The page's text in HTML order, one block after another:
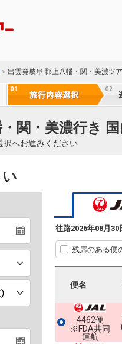
出雲発岐阜 郡上八幡・関・美濃ツ
関・美濃行き
択へお進みください
往路2026年08月30
残席のある便
便名
4462便
※FDA共同
運航